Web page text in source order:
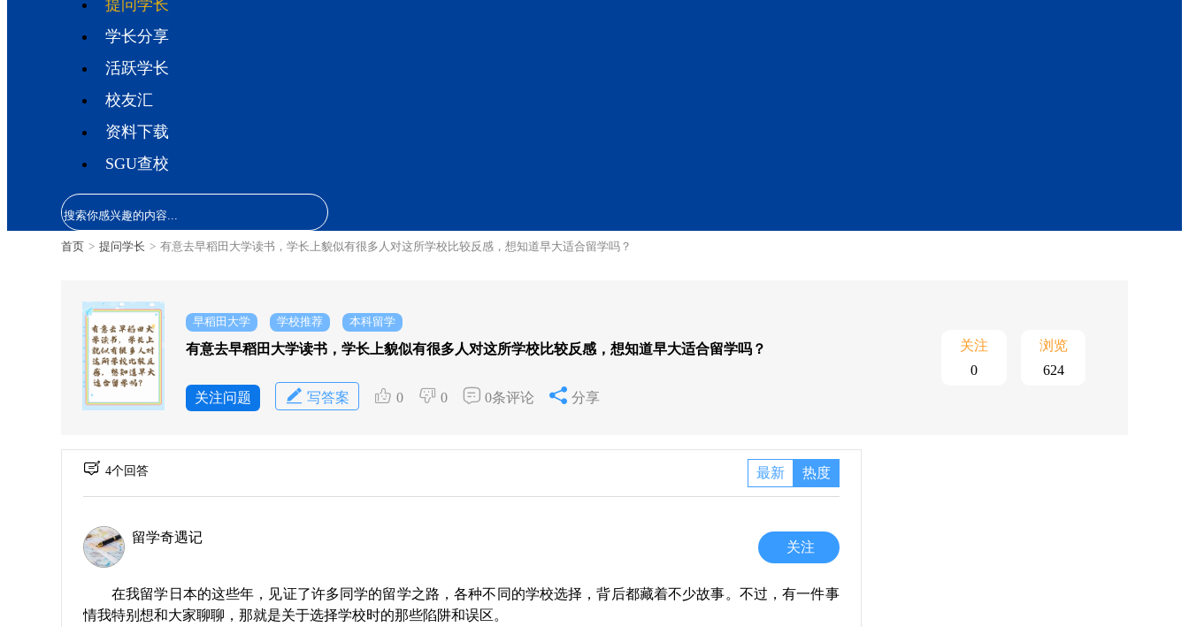
提问学长
学长分享
活跃学长
校友汇
资料下载
SGU查校
首页 > 提问学长 > 有意去早稻田大学读书，学长上貌似有很多人对这所学校比较反感，想知道早大适合留学吗？
早稻田大学 学校推荐 本科留学
有意去早稻田大学读书，学长上貌似有很多人对这所学校比较反感，想知道早大适合留学吗？
关注问题 写答案 0 0 0条评论 分享
浏览
624
关注
0
4个回答 最新 热度
留学奇遇记
关注
在我留学日本的这些年，见证了许多同学的留学之路，各种不同的学校选择，背后都藏着不少故事。不过，有一件事
情我特别想和大家聊聊，那就是关于选择学校时的那些陷阱和误区。